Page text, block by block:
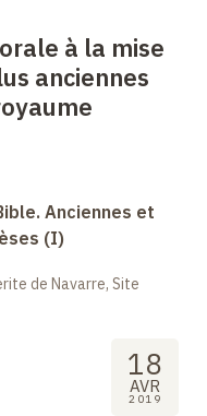
à la mise
anciennes
Anciennes et
(I)
de Navarre, Site
18
AVR
2019